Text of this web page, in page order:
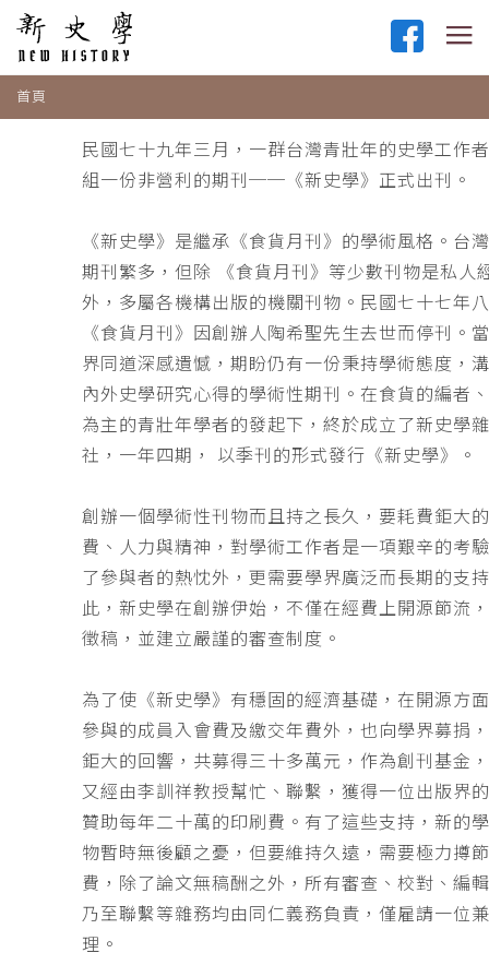
首頁
民國七十九年三月，一群台灣青壯年的史學工作
組一份非營利的期刊──《新史學》正式出刊。
《新史學》是繼承《食貨月刊》的學術風格。台
期刊繁多，但除 《食貨月刊》等少數刊物是私人
外，多屬各機構出版的機關刊物。民國七十七年
《食貨月刊》因創辦人陶希聖先生去世而停刊。
界同道深感遺憾，期盼仍有一份秉持學術態度，
內外史學研究心得的學術性期刊。在食貨的編者
為主的青壯年學者的發起下，終於成立了新史學
社，一年四期， 以季刊的形式發行《新史學》。
創辦一個學術性刊物而且持之長久，要耗費鉅大
費、人力與精神，對學術工作者是一項艱辛的考
了參與者的熱忱外，更需要學界廣泛而長期的支
此，新史學在創辦伊始，不僅在經費上開源節流
徵稿，並建立嚴謹的審查制度。
為了使《新史學》有穩固的經濟基礎，在開源方
參與的成員入會費及繳交年費外，也向學界募捐
鉅大的回響，共募得三十多萬元，作為創刊基金
又經由李訓祥教授幫忙、聯繫，獲得一位出版界
贊助每年二十萬的印刷費。有了這些支持，新的
物暫時無後顧之憂，但要維持久遠，需要極力撙
費，除了論文無稿酬之外，所有審查、校對、編
乃至聯繫等雜務均由同仁義務負責，僅雇請一位
理。